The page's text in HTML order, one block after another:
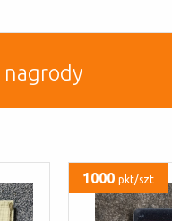
nagrody
1000pkt/szt